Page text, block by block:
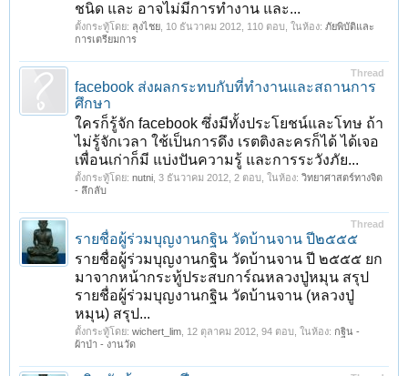
ชนิด และ อาจไม่มีการทำงาน และ...
ตั้งกระทู้โดย: ลุงไชย 10 ธันวาคม 2012 , 110 ตอบ, ในห้อง: ภัยพิบัติและ
การเตรียมการ
Thread
facebook ส่งผลกระทบกับที่ทำงานและสถานการ
ศึกษา
ใครก็รู้จัก facebook ซึ่งมีทั้งประโยชน์และโทษ ถ้า
ไม่รู้จักเวลา ใช้เป็นการดึง เรตติงละครก็ได้ ได้เจอ
เพื่อนเก่าก็มี แบ่งปันความรู้ และการระวังภัย...
ตั้งกระทู้โดย: nutni 3 ธันวาคม 2012 , 2 ตอบ, ในห้อง: วิทยาศาสตร์ทางจิต
- ลึกลับ
Thread
รายชื่อผู้ร่วมบุญงานกฐิน วัดบ้านจาน ปี๒๕๕๕
รายชื่อผู้ร่วมบุญงานกฐิน วัดบ้านจาน ปี ๒๕๕๕ ยก
มาจากหน้ากระทู้ประสบการ์ณหลวงปู่หมุน สรุป
รายชื่อผู้ร่วมบุญงานกฐิน วัดบ้านจาน (หลวงปู่
หมุน) สรุป...
ตั้งกระทู้โดย: wichert_lim 12 ตุลาคม 2012 , 94 ตอบ, ในห้อง: กฐิน -
ผ้าป่า - งานวัด